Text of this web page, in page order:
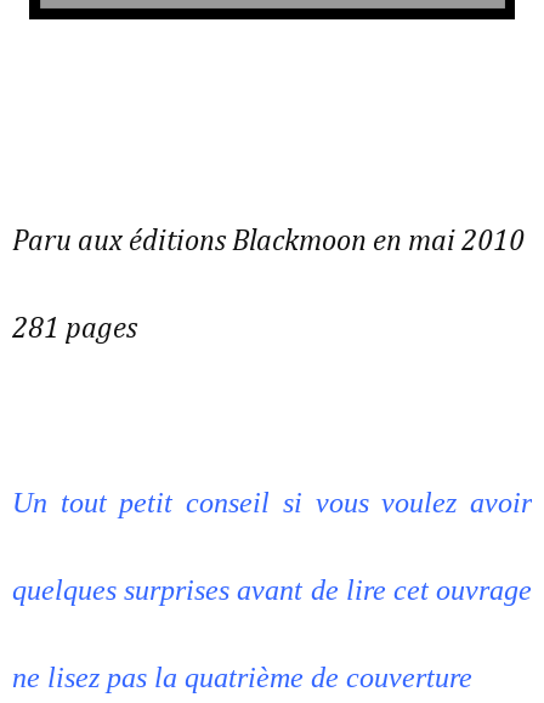
Paru aux éditions Blackmoon en mai 2010
281 pages
Un tout petit conseil si vous voulez avoir
quelques surprises avant de lire cet ouvrage
ne lisez pas la quatrième de couverture